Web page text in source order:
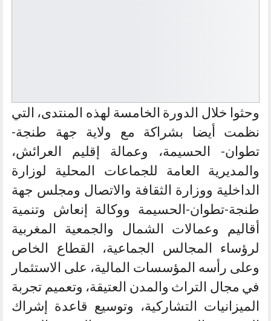
وحثوا خلال الدورة الخامسة لهذه المنتدى، التي
نظمت أيضا بشراكة مع ولاية جهة طنجة-
تطوان- الحسيمة، وعمالة إقليم العرائش،
والمديرية العامة للجماعات المحلية لوزارة
الداخلية ووزارة الثقافة والاتصال ومجلس جهة
طنجة-تطوان-الحسيمة ووكالة إنعاش وتنمية
أقاليم وعمالات الشمال والجمعية المغربية
لرؤساء المجالس الجماعية، القطاع الخاص
وعلى رأسه المؤسسات المالية، على الاستثمار
في مجال التراث والمدن العتيقة، وتعميم تجربة
الميزانيات التشاركية، وتوسيع قاعدة إشراك